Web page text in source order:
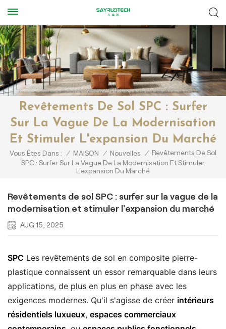
Revêtements De Sol SPC : Surfer
Sur La Vague De La Modernisation
Et Stimuler L'expansion Du Marché
Vous Êtes Dans : / MAISON / Nouvelles / Revêtements De Sol
SPC : Surfer Sur La Vague De La Modernisation Et Stimuler
L'expansion Du Marché
Revêtements de sol SPC : surfer sur la vague de la
modernisation et stimuler l'expansion du marché
AUG 15, 2025
SPC Les revêtements de sol en composite pierre-
plastique connaissent un essor remarquable dans leurs
applications, de plus en plus en phase avec les
exigences modernes. Qu'il s'agisse de créer intérieurs
résidentiels luxueux, espaces commerciaux